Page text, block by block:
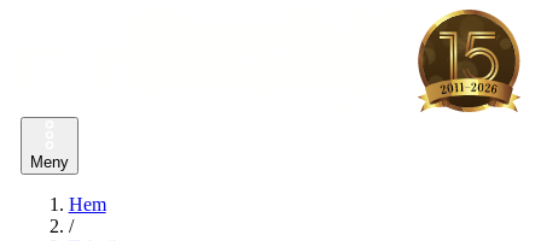
Meny
Hem
/